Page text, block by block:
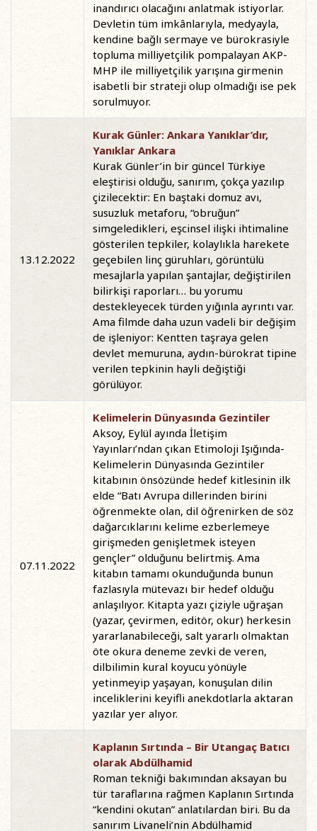
inandırıcı olacağını anlatmak istiyorlar.
Devletin tüm imkânlarıyla, medyayla,
kendine bağlı sermaye ve bürokrasiyle
topluma milliyetçilik pompalayan AKP-
MHP ile milliyetçilik yarışına girmenin
isabetli bir strateji olup olmadığı ise pek
sorulmuyor.
13.12.2022
Kurak Günler: Ankara Yanıklar’dır,
Yanıklar Ankara
Kurak Günler’in bir güncel Türkiye
eleştirisi olduğu, sanırım, çokça yazılıp
çizilecektir: En baştaki domuz avı,
susuzluk metaforu, “obruğun”
simgeledikleri, eşcinsel ilişki ihtimaline
gösterilen tepkiler, kolaylıkla harekete
geçebilen linç güruhları, görüntülü
mesajlarla yapılan şantajlar, değiştirilen
bilirkişi raporları… bu yorumu
destekleyecek türden yığınla ayrıntı var.
Ama filmde daha uzun vadeli bir değişim
de işleniyor: Kentten taşraya gelen
devlet memuruna, aydın-bürokrat tipine
verilen tepkinin hayli değiştiği
görülüyor.
07.11.2022
Kelimelerin Dünyasında Gezintiler
Aksoy, Eylül ayında İletişim
Yayınları’ndan çıkan Etimoloji Işığında-
Kelimelerin Dünyasında Gezintiler
kitabının önsözünde hedef kitlesinin ilk
elde “Batı Avrupa dillerinden birini
öğrenmekte olan, dil öğrenirken de söz
dağarcıklarını kelime ezberlemeye
girişmeden genişletmek isteyen
gençler” olduğunu belirtmiş. Ama
kitabın tamamı okunduğunda bunun
fazlasıyla mütevazı bir hedef olduğu
anlaşılıyor. Kitapta yazı çiziyle uğraşan
(yazar, çevirmen, editör, okur) herkesin
yararlanabileceği, salt yararlı olmaktan
öte okura deneme zevki de veren,
dilbilimin kural koyucu yönüyle
yetinmeyip yaşayan, konuşulan dilin
inceliklerini keyifli anekdotlarla aktaran
yazılar yer alıyor.
Kaplanın Sırtında – Bir Utangaç Batıcı
olarak Abdülhamid
Roman tekniği bakımından aksayan bu
tür taraflarına rağmen Kaplanın Sırtında
“kendini okutan” anlatılardan biri. Bu da
sanırım Livaneli’nin Abdülhamid